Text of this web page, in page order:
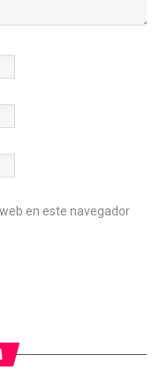
en este navegador